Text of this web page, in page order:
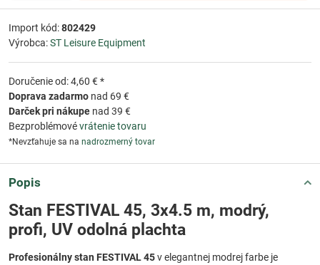
Import kód:802429
Výrobca:ST Leisure Equipment
Doručenie od: 4,60 € *
Doprava zadarmo nad 69 €
Darček pri nákupe nad 39 €
Bezproblémovévrátenie tovaru
*Nevzťahuje sa na nadrozmerný tovar
Popis
Stan FESTIVAL 45, 3x4.5 m, modrý,
profi, UV odolná plachta
Profesionálny stan FESTIVAL 45v elegantnej modrej farbe je